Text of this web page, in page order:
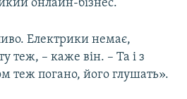
онлайн-бізнес.
Електрики немає,
теж, – каже він. – Та і з
теж погано, його глушать».